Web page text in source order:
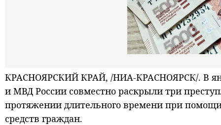
КРАСНОЯРСКИЙ КРАЙ, /НИА-КРАСНОЯРСК/. В
и МВД России совместно раскрыли три
протяжении длительного времени при
средств граждан.